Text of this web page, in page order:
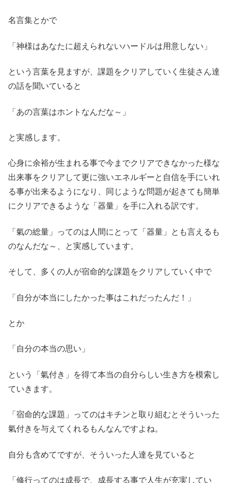
名言集とかで
「神様はあなたに超えられないハードルは用意しない」
という言葉を見ますが、課題をクリアしていく生徒さん達
の話を聞いていると
「あの言葉はホントなんだな～」
と実感します。
心身に余裕が生まれる事で今までクリアできなかった様な
出来事をクリアして更に強いエネルギーと自信を手にいれ
る事が出来るようになり、同じような問題が起きても簡単
にクリアできるような「器量」を手に入れる訳です。
「氣の総量」ってのは人間にとって「器量」とも言えるも
のなんだな～、と実感しています。
そして、多くの人が宿命的な課題をクリアしていく中で
「自分が本当にしたかった事はこれだったんだ！」
とか
「自分の本当の思い」
という「氣付き」を得て本当の自分らしい生き方を模索し
ていきます。
「宿命的な課題」ってのはキチンと取り組むとそういった
氣付きを与えてくれるもんなんですよね。
自分も含めてですが、そういった人達を見ていると
「修行ってのは成長で、成長する事で人生が充実してい